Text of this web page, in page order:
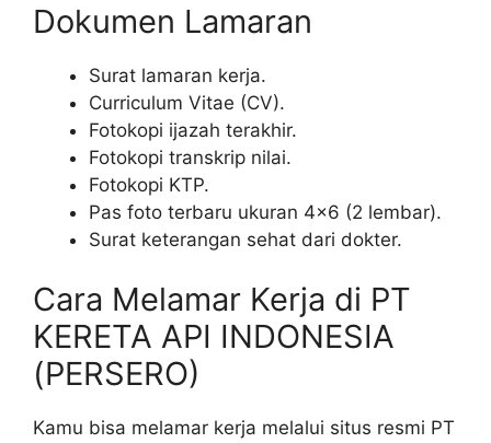
Dokumen Lamaran
Surat lamaran kerja.
Curriculum Vitae (CV).
Fotokopi ijazah terakhir.
Fotokopi transkrip nilai.
Fotokopi KTP.
Pas foto terbaru ukuran 4×6 (2 lembar).
Surat keterangan sehat dari dokter.
Cara Melamar Kerja di PT
KERETA API INDONESIA
(PERSERO)
Kamu bisa melamar kerja melalui situs resmi PT